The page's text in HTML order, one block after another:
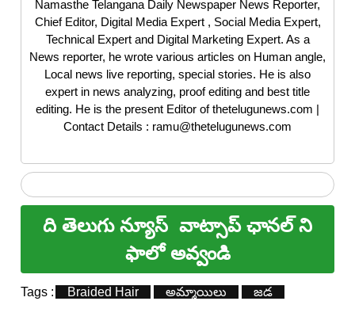
Namasthe Telangana Daily Newspaper News Reporter,
Chief Editor, Digital Media Expert , Social Media Expert,
Technical Expert and Digital Marketing Expert. As a
News reporter, he wrote various articles on Human angle,
Local news live reporting, special stories. He is also
expert in news analyzing, proof editing and best title
editing. He is the present Editor of thetelugunews.com |
Contact Details : ramu@thetelugunews.com
ది తెలుగు న్యూస్ వాట్సాప్ ఛానల్ ని
ఫాలో అవ్వండి
Tags : Braided Hair అమ్మాయిలు జడ